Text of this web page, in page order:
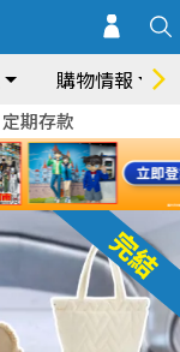
購物情報
定期存款